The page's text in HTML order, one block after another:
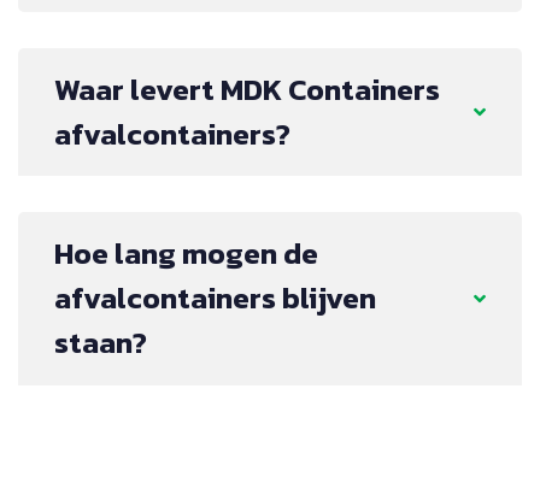
Waar levert MDK Containers
afvalcontainers?
Hoe lang mogen de
afvalcontainers blijven
staan?